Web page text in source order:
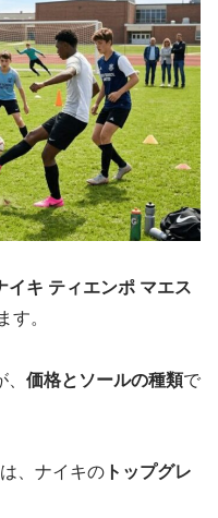
イキ ティエンポ マエス
す。
価格とソールの種類で
、ナイキの トップグレ